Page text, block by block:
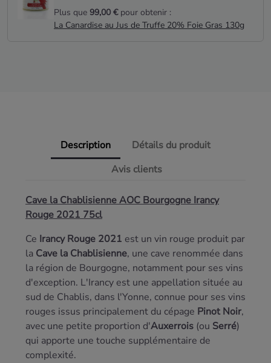
Plus que 99,00 €pour obtenir :
La Canardise au Jus de Truffe 20% Foie Gras 130g
Description
Détails du produit
Avis clients
Cave la Chablisienne AOC Bourgogne Irancy
Rouge 2021 75cl
Ce Irancy Rouge 2021 est un vin rouge produit par
la Cave la Chablisienne, une cave renommée dans
la région de Bourgogne, notamment pour ses vins
d'exception. L'Irancy est une appellation située au
sud de Chablis, dans l'Yonne, connue pour ses vins
rouges issus principalement du cépage Pinot Noir,
avec une petite proportion d'Auxerrois (ou Serré)
qui apporte une touche supplémentaire de
complexité.